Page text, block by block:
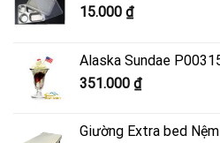
15.000 ₫
Alaska Sundae
351.000 ₫
Giường Extra bed